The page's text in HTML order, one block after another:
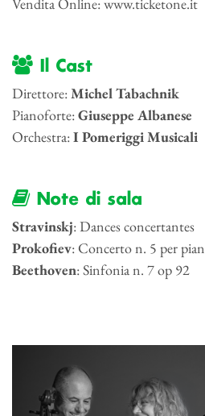
Vendita Online: www.ticketone.it
Il Cast
Direttore:Michel Tabachnik
Pianoforte:Giuseppe Albanese
Orchestra:I Pomeriggi Musicali
Note di sala
Stravinskj: Dances concertantes
Prokofiev: Concerto n. 5 per
Beethoven: Sinfonia n. 7 op 92